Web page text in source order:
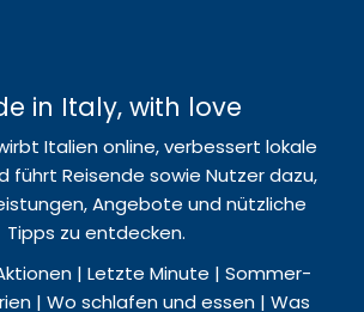
in Italy, with love
Italien online, verbessert lokale
führt Reisende sowie Nutzer dazu,
Angebote und nützliche
Tipps zu entdecken.
| Letzte Minute | Sommer-
| Wo schlafen und essen | Was